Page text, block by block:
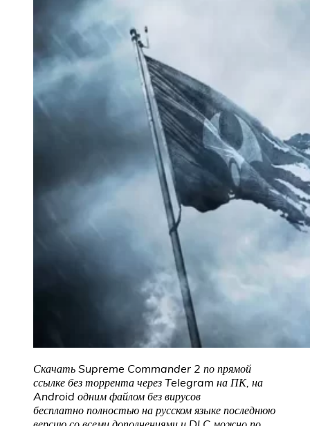
Скачать Supreme Commander 2 по прямой
ссылке без торрента через Telegram на ПК, на
Android одним файлом без вирусов
бесплатно полностью на русском языке последнюю